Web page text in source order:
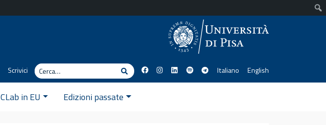
Scrivici
Cerca
Cerca Italiano English
CLab in EU Edizioni passate